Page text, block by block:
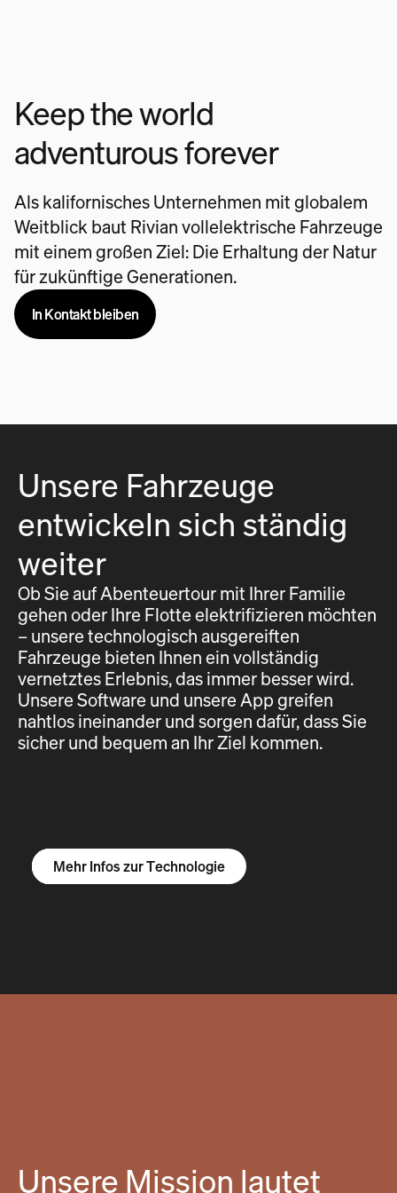
Keep the world
adventurous forever
Als kalifornisches Unternehmen mit globalem
Weitblick baut Rivian vollelektrische Fahrzeuge
mit einem großen Ziel: Die Erhaltung der Natur
für zukünftige Generationen.
In Kontakt bleiben
Unsere Fahrzeuge
entwickeln sich ständig
weiter
Ob Sie auf Abenteuertour mit Ihrer Familie
gehen oder Ihre Flotte elektrifizieren möchten
– unsere technologisch ausgereiften
Fahrzeuge bieten Ihnen ein vollständig
vernetztes Erlebnis, das immer besser wird.
Unsere Software und unsere App greifen
nahtlos ineinander und sorgen dafür, dass Sie
sicher und bequem an Ihr Ziel kommen.
Mehr Infos zum R1S
Mehr Infos zum R1T
Mehr Infos zu Vans
Mehr Infos zur Technologie
Unsere Mission lautet